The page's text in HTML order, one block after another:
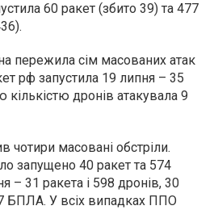
60 ракет (збито 39) та 477
пережила сім масованих атак
рф запустила 19 липня – 35
дронів атакувала 9
чотири масовані обстріли.
запущено 40 ракет та 574
– 31 ракета і 598 дронів, 30
БПЛА. У всіх випадках ППО